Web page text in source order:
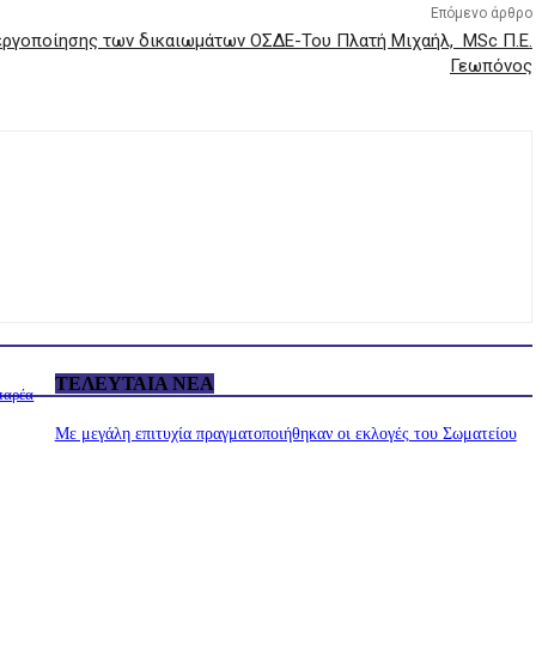
Επόμενο άρθρο
των δικαιωμάτων ΟΣΔΕ-Του Πλατή Μιχαήλ, MSc Π.Ε.
Γεωπόνος
ΤΕΛΕΥΤΑΊΑ ΝΈΑ
Με μεγάλη επιτυχία πραγματοποιήθηκαν οι εκλογές του Σωματείου